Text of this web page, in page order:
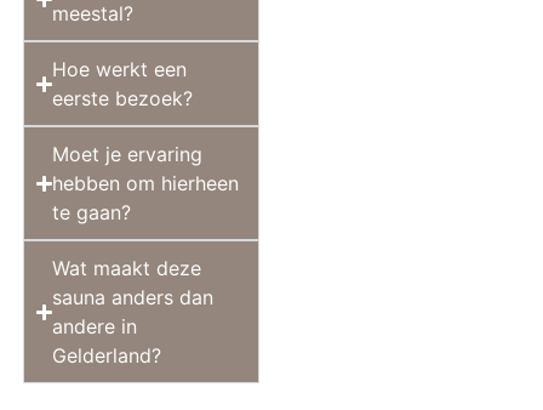
meestal?
Hoe werkt een
eerste bezoek?
Moet je ervaring
hebben om hierheen
te gaan?
Wat maakt deze
sauna anders dan
andere in
Gelderland?